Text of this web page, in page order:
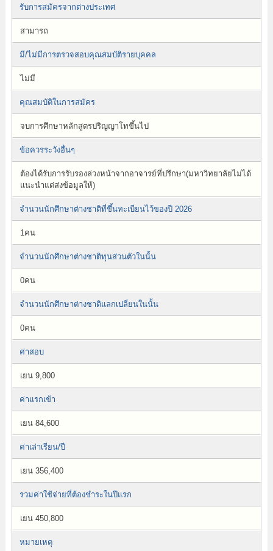
รับการสมัครจากต่างประเทศ
สามารถ
มี/ไม่มีการตรวจสอบคุณสมบัติรายบุคคล
ไม่มี
คุณสมบัติในการสมัคร
จบการศึกษาหลักสูตรปริญญาโทขึ้นไป
ข้อควรระวังอื่นๆ
ต้องได้รับการรับรองล่วงหน้าจากอาจารย์ที่ปรึกษา(มหาวิทยาลัยไม่ได้
แนะนำแต่ส่งข้อมูลให้)
จำนวนนักศึกษาต่างชาติที่ขึ้นทะเบียนไว้ของปี 2026
1คน
จำนวนนักศึกษาต่างชาติทุนส่วนตัวในนั้น
0คน
จำนวนนักศึกษาต่างชาติแลกเปลี่ยนในนั้น
0คน
ค่าสอบ
เยน 9,800
ค่าแรกเข้า
เยน 84,600
ค่าเล่าเรียน/ปี
เยน 356,400
รวมค่าใช้จ่ายที่ต้องชำระในปีแรก
เยน 450,800
หมายเหตุ